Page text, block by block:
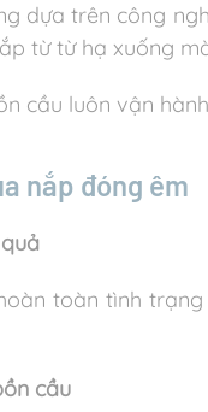
dựa trên công
từ từ hạ xuống
cầu luôn vận
nắp đóng êm
toàn tình
cầu